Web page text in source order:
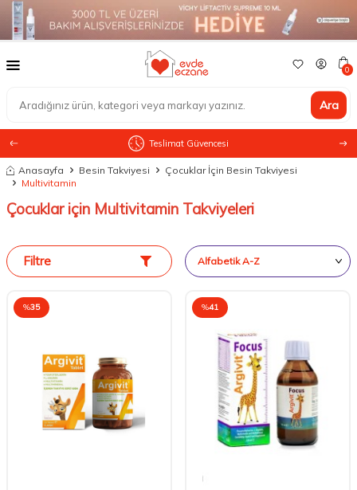
Ara
0
Teslimat Güvencesi
Anasayfa Besin Takviyesi
Çocuklar İçin Besin Takviyesi
Multivitamin
Çocuklar için Multivitamin Takviyeleri
Filtre
%35 %41